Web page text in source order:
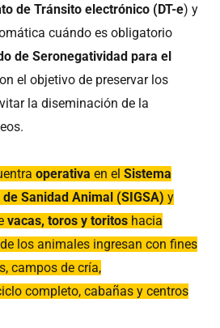
de Tránsito electrónico (DT-e) y
cuándo es obligatorio
de Seronegatividad para el
el objetivo de preservar los
la diseminación de la
operativa en el Sistema
Sanidad Animal (SIGSA) y
vacas, toros y toritos hacia
los animales ingresan con fines
campos de cría,
completo, cabañas y centros